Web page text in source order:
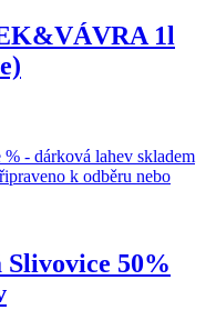
1l
Slivovice 50%